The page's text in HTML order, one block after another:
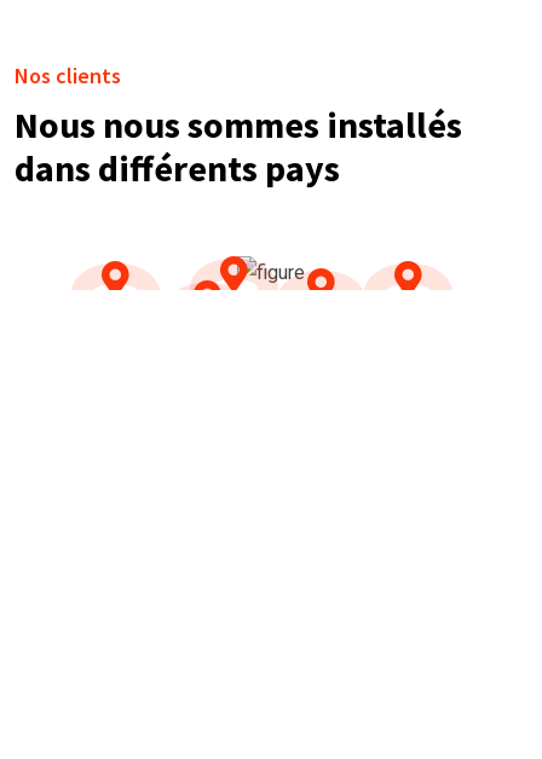
Nos clients
Nous nous sommes installés
dans différents pays